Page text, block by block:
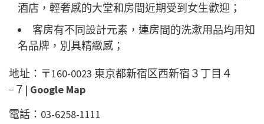
酒店，輕奢感的大堂和房間近期受到女生歡迎；
客房有不同設計元素，連房間的洗漱用品均用知
名品牌，別具精緻感；
地址：〒160-0023 東京都新宿区西新宿３丁目４
−７| Google Map
電話：03-6258-1111